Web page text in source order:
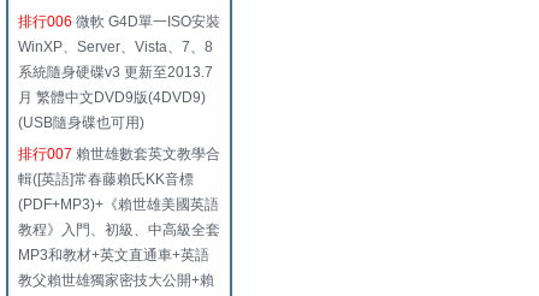
排行006 微軟 G4D單一ISO安裝
WinXP、Server、Vista、7、8
系統隨身硬碟v3 更新至2013.7
月 繁體中文DVD9版(4DVD9)
(USB隨身碟也可用)
排行007 賴世雄數套英文教學合
輯([英語]常春藤賴氏KK音標
(PDF+MP3)+《賴世雄美國英語
教程》入門、初級、中高級全套
MP3和教材+英文直通車+英語
教父賴世雄獨家密技大公開+賴